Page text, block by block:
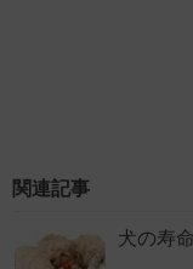
関連記事
犬の寿